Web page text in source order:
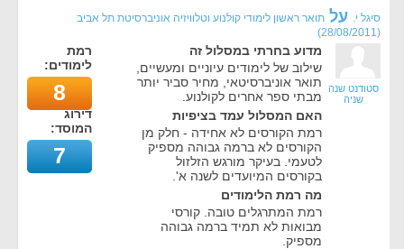
סיגל י. על תואר ראשון לימודי קולנוע וטלוויזיה אוניברסיטת תל אביב
(
28/08/2011
)
סטודנט שנה
שניה
מדוע בחרתי במסלול זה
שילוב של לימודים עיוניים ומעשיים,
תואר אוניברסיטאי, מחיר סביר יותר
מבתי ספר אחרים לקולנוע.
האם המסלול עמד בציפיות
רמת הקורסים לא אחידה - חלק מן
הקורסים לא ברמה גבוהה מספיק
לטעמי. בעיקר מורגש הזלזול
בקורסים המיועדים לשנה א'.
מה רמת הלימודים
רמת המתרגלים טובה. קורסי
מבואות לא תמיד ברמה גבוהה
מספיק.
רמת
לימודים:
8
דירוג
המוסד:
7